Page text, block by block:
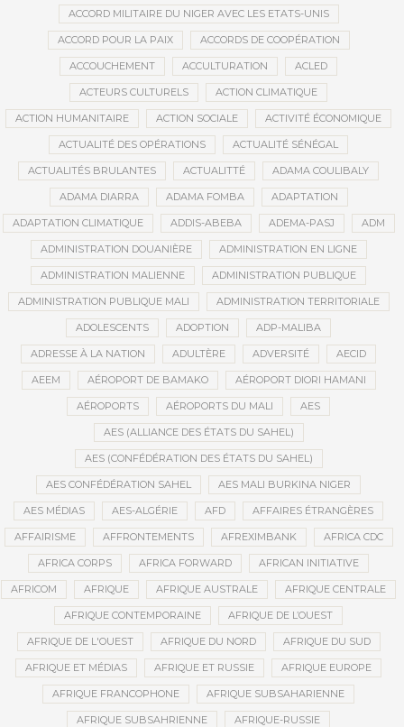
ACCORD MILITAIRE DU NIGER AVEC LES ETATS-UNIS
ACCORD POUR LA PAIX ACCORDS DE COOPÉRATION
ACCOUCHEMENT ACCULTURATION ACLED
ACTEURS CULTURELS ACTION CLIMATIQUE
ACTION HUMANITAIRE ACTION SOCIALE ACTIVITÉ ÉCONOMIQUE
ACTUALITÉ DES OPÉRATIONS ACTUALITÉ SÉNÉGAL
ACTUALITÉS BRULANTES ACTUALITTÉ ADAMA COULIBALY
ADAMA DIARRA ADAMA FOMBA ADAPTATION
ADAPTATION CLIMATIQUE ADDIS-ABEBA ADEMA-PASJ ADM
ADMINISTRATION DOUANIÈRE ADMINISTRATION EN LIGNE
ADMINISTRATION MALIENNE ADMINISTRATION PUBLIQUE
ADMINISTRATION PUBLIQUE MALI ADMINISTRATION TERRITORIALE
ADOLESCENTS ADOPTION ADP-MALIBA
ADRESSE À LA NATION ADULTÈRE ADVERSITÉ AECID
AEEM AÉROPORT DE BAMAKO AÉROPORT DIORI HAMANI
AÉROPORTS AÉROPORTS DU MALI AES
AES (ALLIANCE DES ÉTATS DU SAHEL)
AES (CONFÉDÉRATION DES ÉTATS DU SAHEL)
AES CONFÉDÉRATION SAHEL AES MALI BURKINA NIGER
AES MÉDIAS AES-ALGÉRIE AFD AFFAIRES ÉTRANGÈRES
AFFAIRISME AFFRONTEMENTS AFREXIMBANK AFRICA CDC
AFRICA CORPS AFRICA FORWARD AFRICAN INITIATIVE
AFRICOM AFRIQUE AFRIQUE AUSTRALE AFRIQUE CENTRALE
AFRIQUE CONTEMPORAINE AFRIQUE DE L’OUEST
AFRIQUE DE L'OUEST AFRIQUE DU NORD AFRIQUE DU SUD
AFRIQUE ET MÉDIAS AFRIQUE ET RUSSIE AFRIQUE EUROPE
AFRIQUE FRANCOPHONE AFRIQUE SUBSAHARIENNE
AFRIQUE SUBSAHRIENNE AFRIQUE-RUSSIE